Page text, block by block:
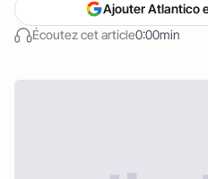
Écoutez cet article0:00min
Ajouter Atlantico